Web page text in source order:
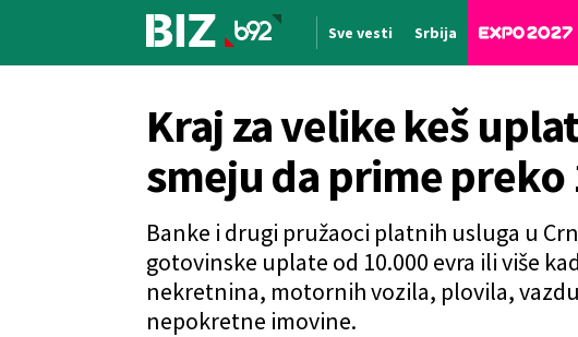
Sve vesti Srbija
Kraj za velike keš
smeju da prime preko
Banke i drugi pružaoci platnih usluga u
gotovinske uplate od 10.000 evra ili više
nekretnina, motornih vozila, plovila,
nepokretne imovine.